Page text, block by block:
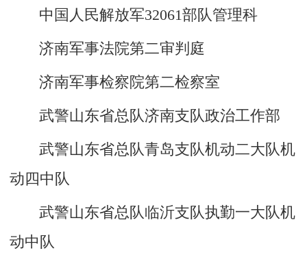
中国人民解放军32061部队管理科
济南军事法院第二审判庭
济南军事检察院第二检察室
武警山东省总队济南支队政治工作部
武警山东省总队青岛支队机动二大队机
动四中队
武警山东省总队临沂支队执勤一大队机
动中队